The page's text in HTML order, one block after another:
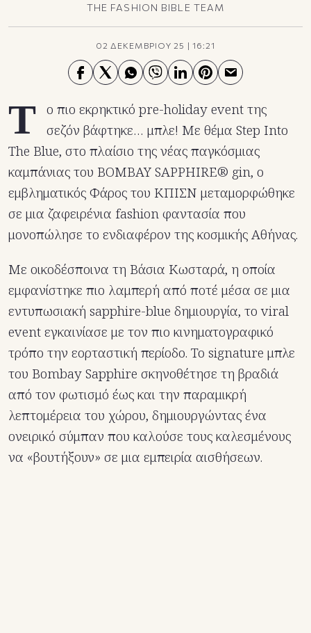
THE FASHION BIBLE TEAM
02 ΔΕΚΕΜΒΡΙΟΥ 25 | 16:21
Τ ο πιο εκρηκτικό pre-holiday event της
σεζόν βάφτηκε… μπλε! Με θέμα Step Into
The Blue, στο πλαίσιο της νέας παγκόσμιας
καμπάνιας του BOMBAY SAPPHIRE® gin, ο
εμβληματικός Φάρος του ΚΠΙΣΝ μεταμορφώθηκε
σε μια ζαφειρένια fashion φαντασία που
μονοπώλησε το ενδιαφέρον της κοσμικής Αθήνας.
Με οικοδέσποινα τη Βάσια Κωσταρά, η οποία
εμφανίστηκε πιο λαμπερή από ποτέ μέσα σε μια
εντυπωσιακή sapphire-blue δημιουργία, το viral
event εγκαινίασε με τον πιο κινηματογραφικό
τρόπο την εορταστική περίοδο. Το signature μπλε
του Bombay Sapphire σκηνοθέτησε τη βραδιά
από τον φωτισμό έως και την παραμικρή
λεπτομέρεια του χώρου, δημιουργώντας ένα
ονειρικό σύμπαν που καλούσε τους καλεσμένους
να «βουτήξουν» σε μια εμπειρία αισθήσεων.